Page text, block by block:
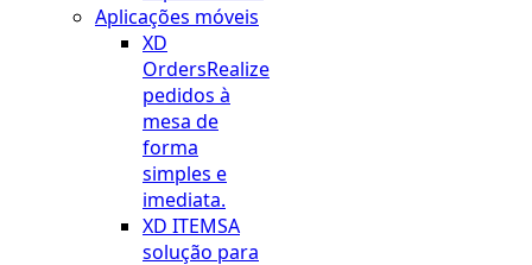
Aplicações móveis
XD
OrdersRealize
pedidos à
mesa de
forma
simples e
imediata.
XD ITEMSA
solução para